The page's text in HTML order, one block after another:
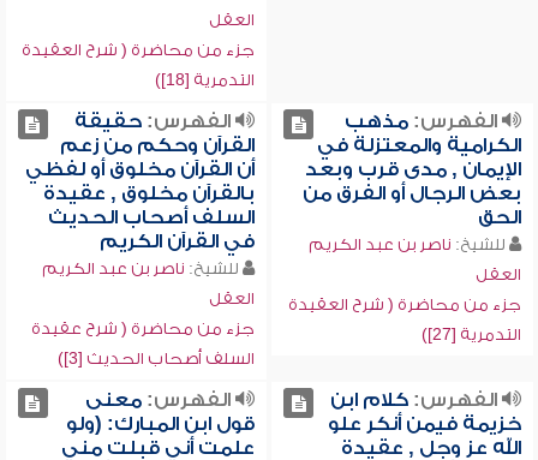
العقل
جزء من محاضرة ( شرح العقيدة
التدمرية [18])
الفهرس:مذهب
الكرامية والمعتزلة في
الإيمان , مدى قرب وبعد
بعض الرجال أو الفرق من
الحق
للشيخ: ناصر بن عبد الكريم
العقل
جزء من محاضرة ( شرح العقيدة
التدمرية [27])
الفهرس:حقيقة
القرآن وحكم من زعم
أن القرآن مخلوق أو لفظي
بالقرآن مخلوق , عقيدة
السلف أصحاب الحديث
في القرآن الكريم
للشيخ: ناصر بن عبد الكريم
العقل
جزء من محاضرة ( شرح عقيدة
السلف أصحاب الحديث [3])
الفهرس:كلام ابن
خزيمة فيمن أنكر علو
الله عز وجل , عقيدة
الفهرس:معنى
قول ابن المبارك: (ولو
علمت أني قبلت مني